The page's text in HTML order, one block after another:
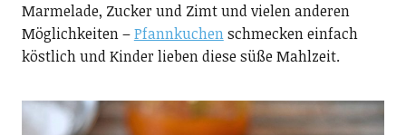
Marmelade, Zucker und Zimt und vielen anderen
Möglichkeiten –Pfannkuchenschmecken einfach
köstlich und Kinder lieben diese süße Mahlzeit.